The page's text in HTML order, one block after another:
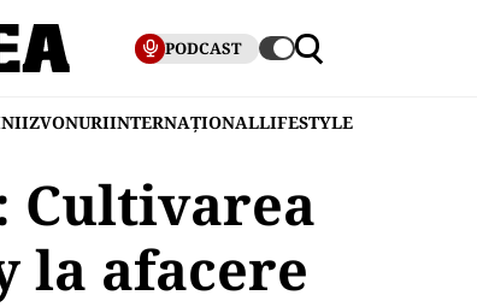
PODCAST
ZVONURIINTERNAȚIONALLIFESTYLE
Cultivarea
la afacere